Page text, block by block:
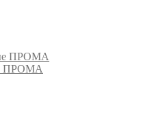
ПРОМА
ПРОМА